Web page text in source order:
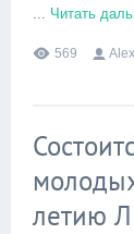
... Читать
569 Alex
летию